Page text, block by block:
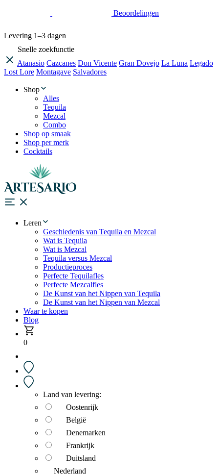
Beoordelingen
Levering 1–3 dagen
Snelle zoekfunctie
Atanasio Cazcanes Don Vicente Gran Dovejo La Luna Legado
Lost Lore Montagave Salvadores
Shop
Alles
Tequila
Mezcal
Combo
Shop op smaak
Shop per merk
Cocktails
Leren
Geschiedenis van Tequila en Mezcal
Wat is Tequila
Wat is Mezcal
Tequila versus Mezcal
Productieproces
Perfecte Tequilafles
Perfecte Mezcalfles
De Kunst van het Nippen van Tequila
De Kunst van het Nippen van Mezcal
Waar te kopen
Blog
0
Land van levering:
Oostenrijk
België
Denemarken
Frankrijk
Duitsland
Nederland